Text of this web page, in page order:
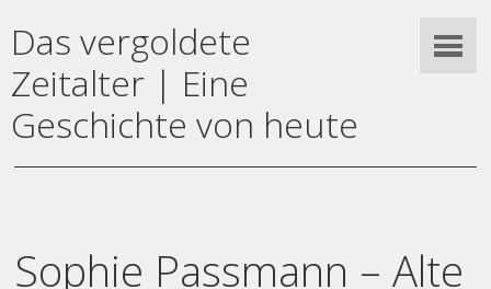
Das vergoldete
Zeitalter | Eine
Geschichte von heute
Sophie Passmann – Alte